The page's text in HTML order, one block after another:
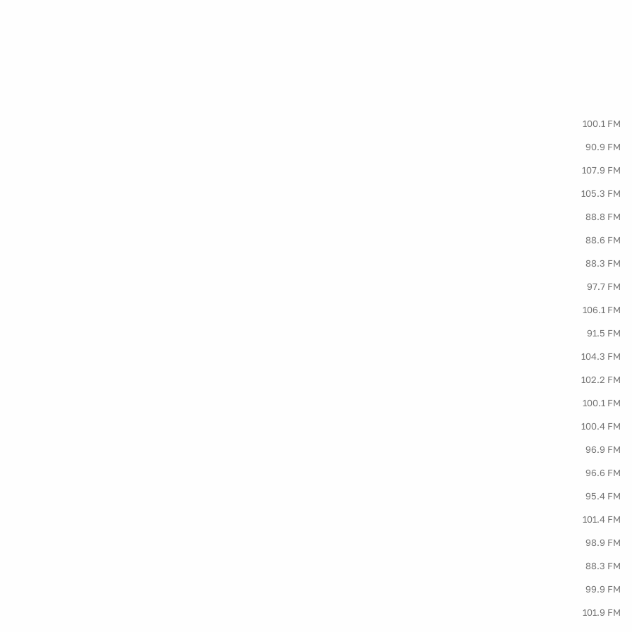
100.1 FM
90.9 FM
107.9 FM
105.3 FM
88.8 FM
88.6 FM
88.3 FM
97.7 FM
106.1 FM
91.5 FM
104.3 FM
102.2 FM
100.1 FM
100.4 FM
96.9 FM
96.6 FM
95.4 FM
101.4 FM
98.9 FM
88.3 FM
99.9 FM
101.9 FM